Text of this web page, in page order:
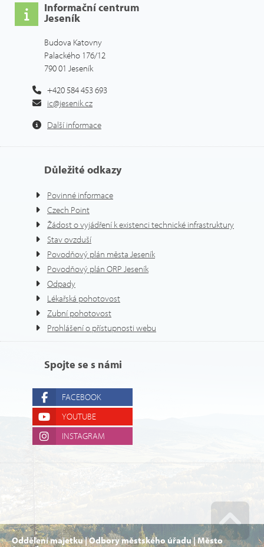
Informační centrum
Jeseník
Budova Katovny
Palackého 176/12
790 01 Jeseník
+420 584 453 693
ic@jesenik.cz
Další informace
Důležité odkazy
Povinné informace
Czech Point
Žádost o vyjádření k existenci technické infrastruktury
Stav ovzduší
Povodňový plán města Jeseník
Povodňový plán ORP Jeseník
Odpady
Lékařská pohotovost
Zubní pohotovost
Prohlášení o přístupnosti webu
Spojte se s námi
FACEBOOK
YOUTUBE
INSTAGRAM
Oddělení majetku | Odbory městského úřadu | Město